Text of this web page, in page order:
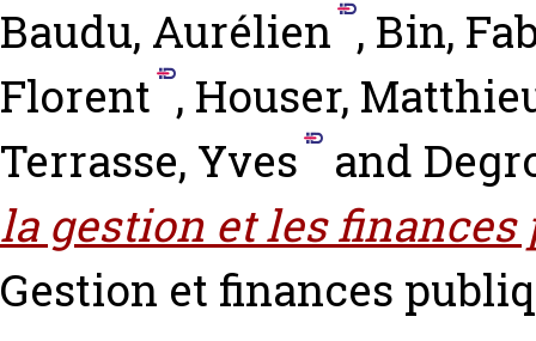
Baudu, Aurélien , Bin,
Florent , Houser,
Terrasse, Yves
and
la gestion et les finances
Gestion et finances